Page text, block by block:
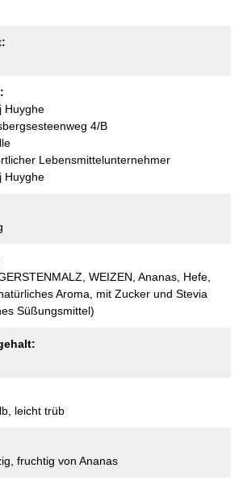
Huyghe
4/B
Lebensmittelunternehmer
Huyghe
WEIZEN, Ananas, Hefe,
Aroma, mit Zucker und Stevia
Süßungsmittel)
leicht trüb
fruchtig von Ananas